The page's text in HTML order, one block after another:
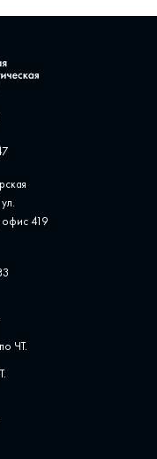
​419
ЧТ.